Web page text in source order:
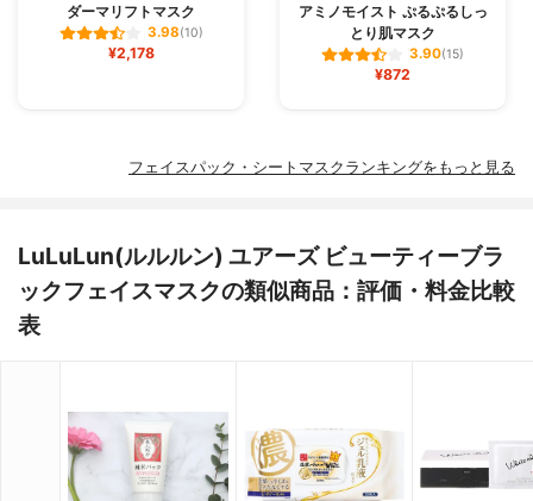
ダーマリフトマスク
3.98(10)
¥2,178
アミノモイスト ぷるぷるしっ
とり肌マスク
3.90(15)
¥872
フェイスパック・シートマスクランキングをもっと見る
LuLuLun(ルルルン) ユアーズ ビューティーブラ
ックフェイスマスクの類似商品：評価・料金比較
表